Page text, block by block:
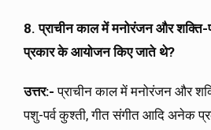
8. प्राचीन काल में मनोरंजन और शक्ति-
प्रकार के आयोजन किए जाते थे?
उत्तर:-प्राचीन काल में मनोरंजन और
पशु-पर्व कुश्ती, गीत संगीत आदि अनेक